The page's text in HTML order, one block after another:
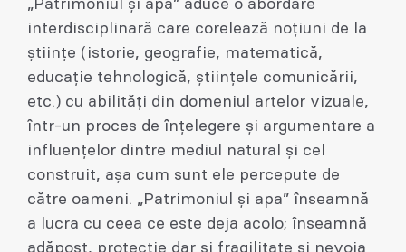
„Patrimoniul și apa” aduce o abordare
interdisciplinară care corelează noțiuni de la
științe (istorie, geografie, matematică,
educație tehnologică, științele comunicării,
etc.) cu abilități din domeniul artelor vizuale,
într-un proces de înțelegere și argumentare a
influențelor dintre mediul natural și cel
construit, așa cum sunt ele percepute de
către oameni. „Patrimoniul și apa” înseamnă
a lucra cu ceea ce este deja acolo; înseamnă
adăpost, protecție dar și fragilitate și nevoia